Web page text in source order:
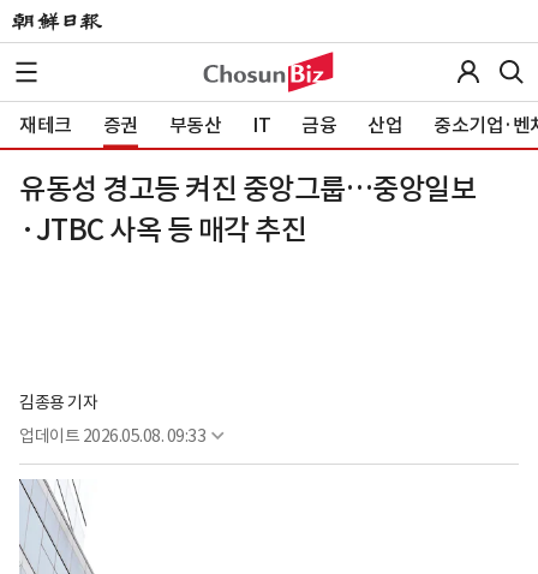
재테크 증권 부동산 IT 금융 산업 중소기업·벤
유동성 경고등 켜진 중앙그룹…중앙일보
·JTBC 사옥 등 매각 추진
김종용 기자
업데이트 2026.05.08. 09:33